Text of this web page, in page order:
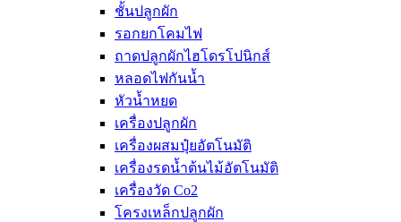
ชั้นปลูกผัก
รอกยกโคมไฟ
ถาดปลูกผักไฮโดรโปนิกส์
หลอดไฟกันน้ำ
หัวน้ำหยด
เครื่องปลูกผัก
เครื่องผสมปุ๋ยอัตโนมัติ
เครื่องรดน้ำต้นไม้อัตโนมัติ
เครื่องวัด Co2
โครงเหล็กปลูกผัก